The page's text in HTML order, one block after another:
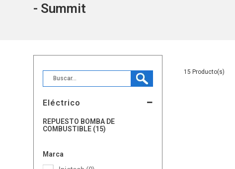
- Summit
Eléctrico
REPUESTO BOMBA DE
COMBUSTIBLE (15)
Marca
15